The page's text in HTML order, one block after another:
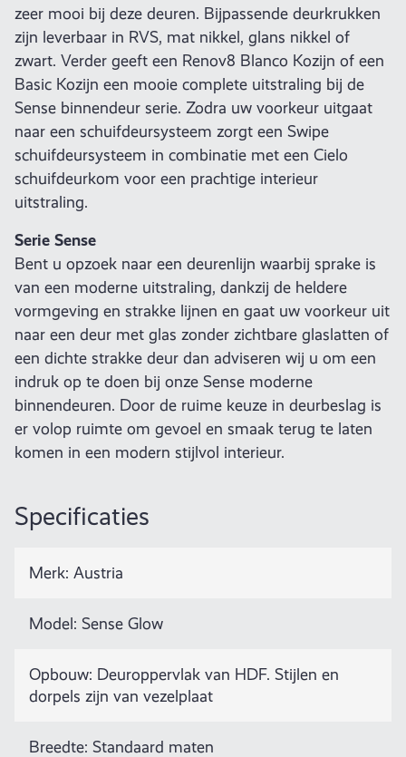
zeer mooi bij deze deuren. Bijpassende deurkrukken
zijn leverbaar in RVS, mat nikkel, glans nikkel of
zwart. Verder geeft een Renov8 Blanco Kozijn of een
Basic Kozijn een mooie complete uitstraling bij de
Sense binnendeur serie. Zodra uw voorkeur uitgaat
naar een schuifdeursysteem zorgt een Swipe
schuifdeursysteem in combinatie met een Cielo
schuifdeurkom voor een prachtige interieur
uitstraling.
Serie Sense
Bent u opzoek naar een deurenlijn waarbij sprake is
van een moderne uitstraling, dankzij de heldere
vormgeving en strakke lijnen en gaat uw voorkeur uit
naar een deur met glas zonder zichtbare glaslatten of
een dichte strakke deur dan adviseren wij u om een
indruk op te doen bij onze Sense moderne
binnendeuren. Door de ruime keuze in deurbeslag is
er volop ruimte om gevoel en smaak terug te laten
komen in een modern stijlvol interieur.
Specificaties
Merk: Austria
Model: Sense Glow
Opbouw: Deuroppervlak van HDF. Stijlen en
dorpels zijn van vezelplaat
Breedte: Standaard maten